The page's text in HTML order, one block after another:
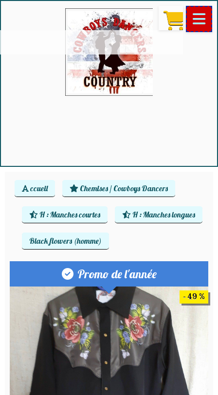
ccueil Chemises / Cowboys Dancers
H : Manches courtes H : Manches longues
Black flowers (homme)
- 49 %
Promo de l'année